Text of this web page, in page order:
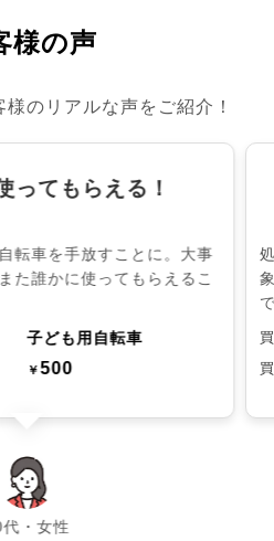
様の声
のリアルな声をご紹介！
ってもらえる！
転車を手放すことに。大事
た誰かに使ってもらえるこ
子ども用自転車
￥500
・女性
chevron_left chevron_right